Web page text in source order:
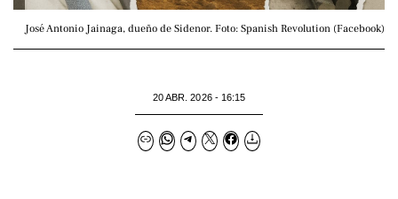
José Antonio Jainaga, dueño de Sidenor. Foto: Spanish Revolution (Facebook)
20 ABR. 2026 - 16:15